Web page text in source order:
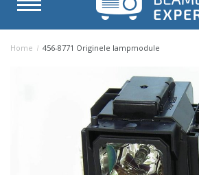
Home / 456-8771 Originele lampmodule